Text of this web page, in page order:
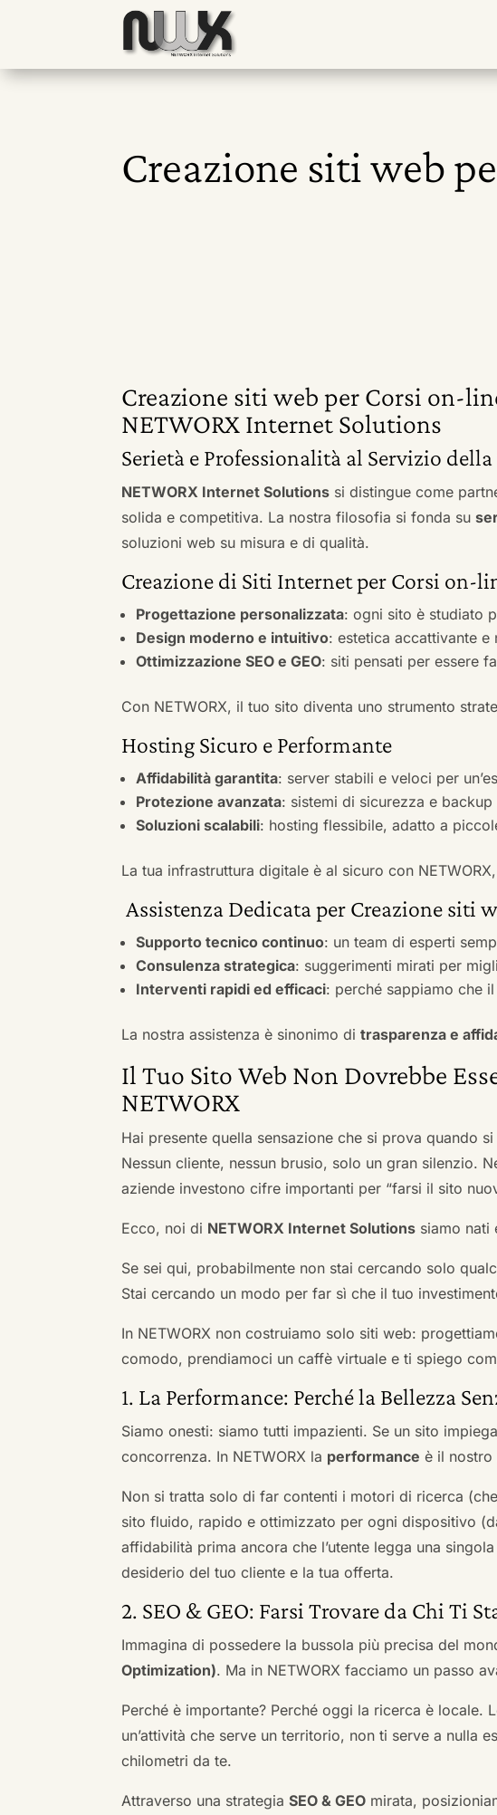
Creazione siti web
Creazione siti web per Corsi on-
NETWORX Internet Solutions
Serietà e Professionalità al Servizio
NETWORX Internet Solutions si distingue come
solida e competitiva. La nostra filosofia si fonda su
soluzioni web su misura e di qualità.
Creazione di Siti Internet per Corsi on-
Progettazione personalizzata: ogni sito è studiato
Design moderno e intuitivo: estetica accattivante
Ottimizzazione SEO e GEO: siti pensati per essere
Con NETWORX, il tuo sito diventa uno strumento
Hosting Sicuro e Performante
Affidabilità garantita: server stabili e veloci per
Protezione avanzata: sistemi di sicurezza e
Soluzioni scalabili: hosting flessibile, adatto a
La tua infrastruttura digitale è al sicuro con
Assistenza Dedicata per Creazione siti
Supporto tecnico continuo: un team di esperti
Consulenza strategica: suggerimenti mirati per
Interventi rapidi ed efficaci: perché sappiamo che
La nostra assistenza è sinonimo ditrasparenza e
Il Tuo Sito Web Non Dovrebbe
NETWORX
Hai presente quella sensazione che si prova quando
Nessun cliente, nessun brusio, solo un gran silenzio.
aziende investono cifre importanti per “farsi il sito
Ecco, noi di NETWORX Internet Solutions siamo nati
Se sei qui, probabilmente non stai cercando solo
Stai cercando un modo per far sì che il tuo
In NETWORX non costruiamo solo siti web:
comodo, prendiamoci un caffè virtuale e ti spiego
1. La Performance: Perché la Bellezza
Siamo onesti: siamo tutti impazienti. Se un sito
concorrenza. In NETWORX la performance è il nostro
Non si tratta solo di far contenti i motori di ricerca
sito fluido, rapido e ottimizzato per ogni dispositivo
affidabilità prima ancora che l’utente legga una
desiderio del tuo cliente e la tua offerta.
2. SEO & GEO: Farsi Trovare da Chi Ti
Immagina di possedere la bussola più precisa del
Optimization). Ma in NETWORX facciamo un passo
Perché è importante? Perché oggi la ricerca è locale.
un’attività che serve un territorio, non ti serve a nulla
chilometri da te.
Attraverso una strategiaSEO & GEO mirata,